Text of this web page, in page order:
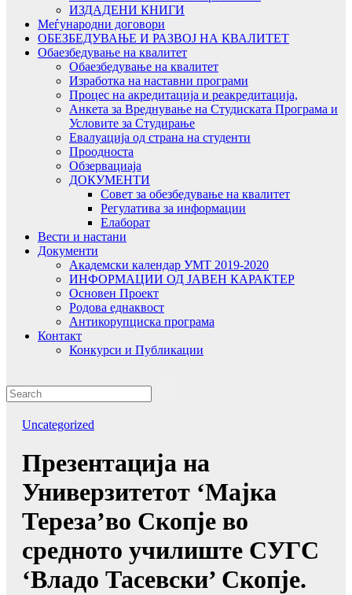
ИЗДАДЕНИ КНИГИ
Меѓународни договори
ОБЕЗБЕДУВАЊЕ И РАЗВОЈ НА КВАЛИТЕТ
Обаезбедување на квалитет
Обаезбедување на квалитет
Изработка на наставни програми
Процес на акредитација и реакредитација,
Анкета за Вреднување на Студиската Програма и
Условите за Студирање
Евалуација од страна на студенти
Проодноста
Обзервациаја
ДОКУМЕНТИ
Совет за обезбедување на квалитет
Регулатива за информации
Елаборат
Вести и настани
Документи
Академски календар УМТ 2019-2020
ИНФОРМАЦИИ ОД ЈАВЕН КАРАКТЕР
Основен Проект
Родова еднаквост
Антикорупциска програма
Контакт
Конкурси и Публикации
Uncategorized
Презентација на
Универзитетот ‘Мајка
Тереза’во Скопје во
средното училиште СУГС
‘Владо Тасевски’ Скопје.